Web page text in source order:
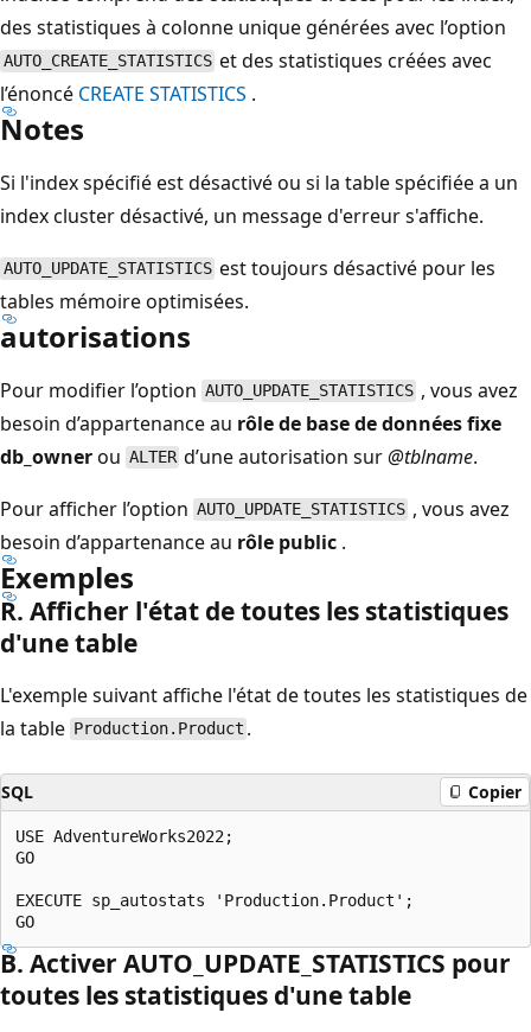
des statistiques à colonne unique générées avec l’option
AUTO_CREATE_STATISTICS et des statistiques créées avec
l’énoncé CREATE STATISTICS .
Notes
Si l'index spécifié est désactivé ou si la table spécifiée a un
index cluster désactivé, un message d'erreur s'affiche.
AUTO_UPDATE_STATISTICS est toujours désactivé pour les
tables mémoire optimisées.
autorisations
Pour modifier l’option AUTO_UPDATE_STATISTICS , vous avez
besoin d’appartenance au rôle de base de données fixe
db_ownerou ALTER d’une autorisation sur@tblname.
Pour afficher l’option AUTO_UPDATE_STATISTICS , vous avez
besoin d’appartenance au rôle public .
Exemples
R. Afficher l'état de toutes les statistiques
d'une table
L'exemple suivant affiche l'état de toutes les statistiques de
la table Production.Product .
SQL Copier
USE AdventureWorks2022;
GO
EXECUTE sp_autostats 'Production.Product';
B. Activer AUTO_UPDATE_STATISTICS pour
toutes les statistiques d'une table